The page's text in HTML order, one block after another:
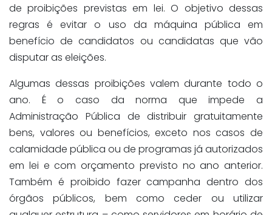
de proibições previstas em lei. O objetivo dessas
regras é evitar o uso da máquina pública em
benefício de candidatos ou candidatas que vão
disputar as eleições.
Algumas dessas proibições valem durante todo o
ano. É o caso da norma que impede a
Administração Pública de distribuir gratuitamente
bens, valores ou benefícios, exceto nos casos de
calamidade pública ou de programas já autorizados
em lei e com orçamento previsto no ano anterior.
Também é proibido fazer campanha dentro dos
órgãos públicos, bem como ceder ou utilizar